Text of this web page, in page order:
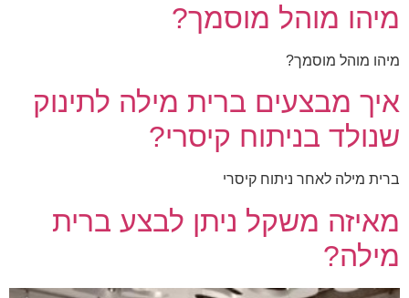
מיהו מוהל מוסמך?
מיהו מוהל מוסמך?
איך מבצעים ברית מילה לתינוק
שנולד בניתוח קיסרי?
ברית מילה לאחר ניתוח קיסרי
מאיזה משקל ניתן לבצע ברית
מילה?